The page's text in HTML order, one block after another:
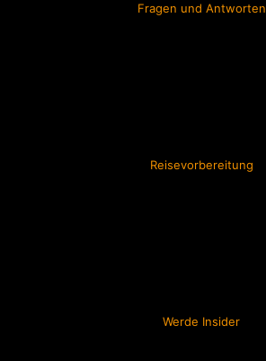
Fragen und Antworten
Reisevorbereitung
Werde Insider